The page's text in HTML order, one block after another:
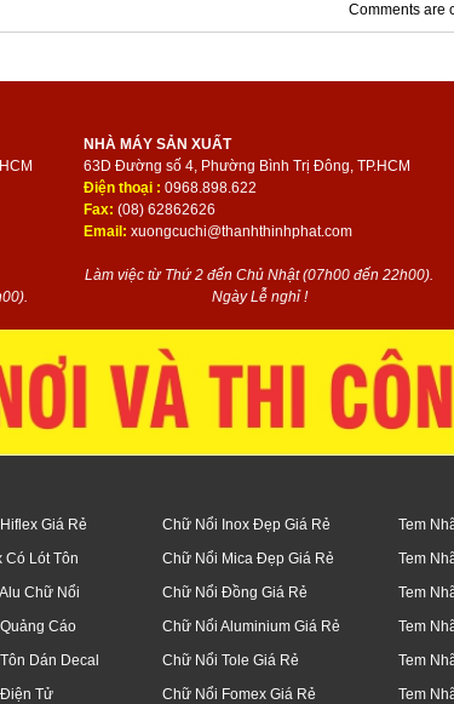
Comments are
NHÀ MÁY SẢN XUẤT
63D Đường số 4, Phường Bình Trị Đông, TP.HCM
Điện thoại : 0968.898.622
Fax: (08) 62862626
Email: xuongcuchi@thanhthinhphat.com
Làm việc từ Thứ 2 đến Chủ Nhật (07h00 đến 22h00).
Ngày Lễ nghỉ !
Giá Rẻ
Có Lót Tôn
Chữ Nổi
Cáo
Dán Decal
Tử
Chữ Nổi Inox Đẹp Giá Rẻ
Chữ Nổi Mica Đẹp Giá Rẻ
Chữ Nổi Đồng Giá Rẻ
Chữ Nổi Aluminium Giá Rẻ
Chữ Nổi Tole Giá Rẻ
Chữ Nổi Fomex Giá Rẻ
Tem
Tem
Tem
Tem
Tem
Tem